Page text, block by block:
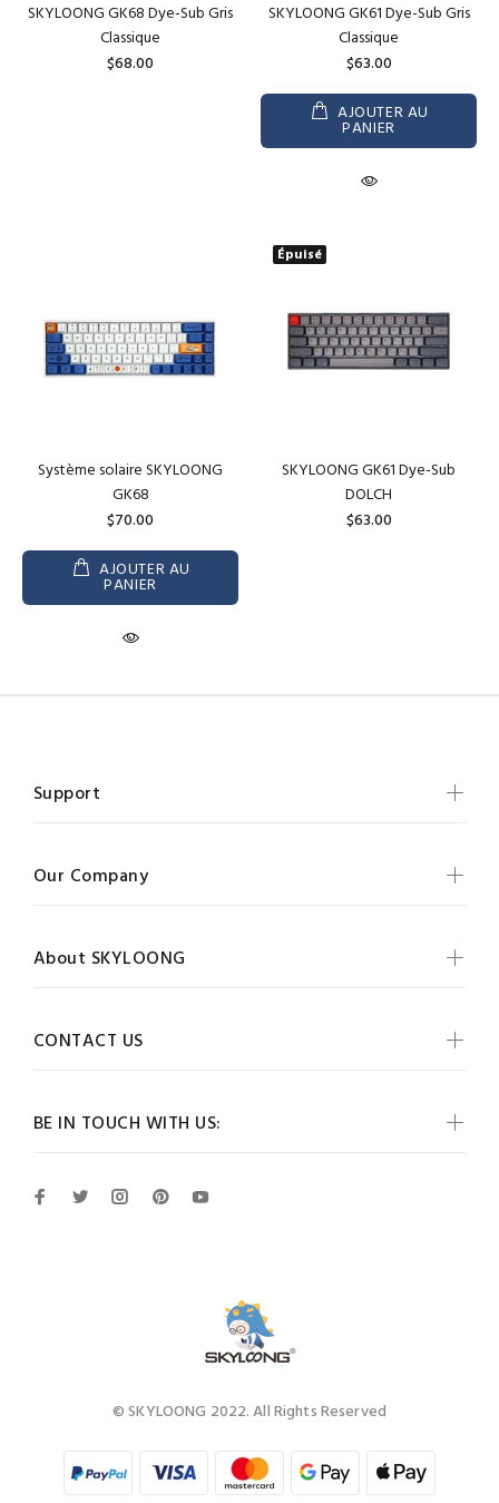
SKYLOONG GK68 Dye-Sub Gris
Classique
$68.00
SKYLOONG GK61 Dye-Sub Gris
Classique
$63.00
AJOUTER AU
PANIER
Système solaire SKYLOONG
GK68
$70.00
AJOUTER AU
PANIER
Épuisé
SKYLOONG GK61 Dye-Sub
DOLCH
$63.00
BE IN TOUCH WITH US:
Support
Our Company
About SKYLOONG
CONTACT US
© SKYLOONG 2022. All Rights Reserved